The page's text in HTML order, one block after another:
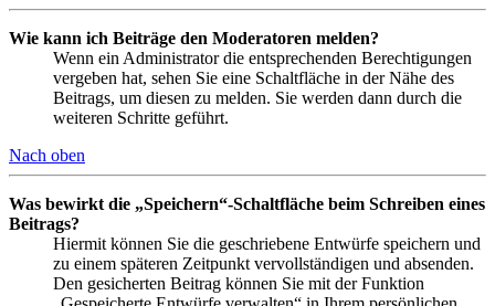
Wie kann ich Beiträge den Moderatoren melden?
Wenn ein Administrator die entsprechenden Berechtigungen
vergeben hat, sehen Sie eine Schaltfläche in der Nähe des
Beitrags, um diesen zu melden. Sie werden dann durch die
weiteren Schritte geführt.
Nach oben
Was bewirkt die „Speichern“-Schaltfläche beim Schreiben eines
Beitrags?
Hiermit können Sie die geschriebene Entwürfe speichern und
zu einem späteren Zeitpunkt vervollständigen und absenden.
Den gesicherten Beitrag können Sie mit der Funktion